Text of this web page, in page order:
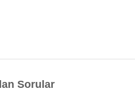
Sorular